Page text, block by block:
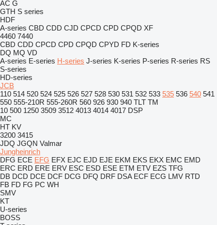
AC G
GTH S series
HDF
A-series CBD CDD CJD CPCD CPD CPQD XF
4460 7440
CBD CDD CPCD CPD CPQD CPYD FD K-series
DQ MQ VD
A-series E-series H-series J-series K-series P-series R-series RS
S-series
HD-series
JCB
110 514 520 524 525 526 527 528 530 531 532 533 535 536 540 541
550 555-210R 555-260R 560 926 930 940 TLT TM
10 500 1250 3509 3512 4013 4014 4017 DSP
MC
HT KV
3200 3415
JDQ JGQN Valmar
Jungheinrich
DFG ECE EFG EFX EJC EJD EJE EKM EKS EKX EMC EMD
ERC ERD ERE ERV ESC ESD ESE ETM ETV EZS TFG
DB DCD DCE DCF DCG DFQ DRF DSA ECF ECG LMV RTD
FB FD FG PC WH
SMV
KT
U-series
BOSS